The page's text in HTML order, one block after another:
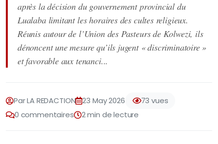
après la décision du gouvernement provincial du
Lualaba limitant les horaires des cultes religieux.
Réunis autour de l’Union des Pasteurs de Kolwezi, ils
dénoncent une mesure qu’ils jugent « discriminatoire »
et favorable aux tenanci...
Par LA REDACTION 23 May 2026
73 vues
0 commentaires
2 min de lecture